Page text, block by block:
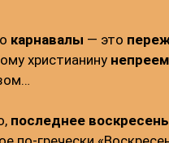
карнавалы — это
христианину
последнее